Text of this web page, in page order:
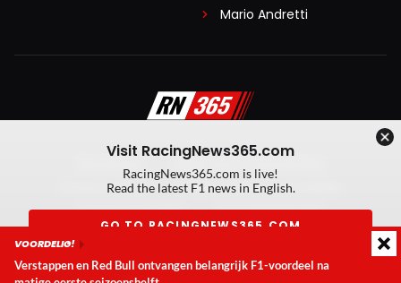
Mario Andretti
Algemene voorwaarden
Privacy Policy
Created by On Your Marks
Privacy manager
Kansspeluitingen
© 2026 RacingNews365. Alle rechten voorbehouden
Visit RacingNews365.com
RacingNews365.com is live!
Read the latest F1 news in English.
GO TO RACINGNEWS365.COM
Don't show again
VOORDELIG!
Verstappen en Red Bull ontvangen belangrijk F1-voordeel na